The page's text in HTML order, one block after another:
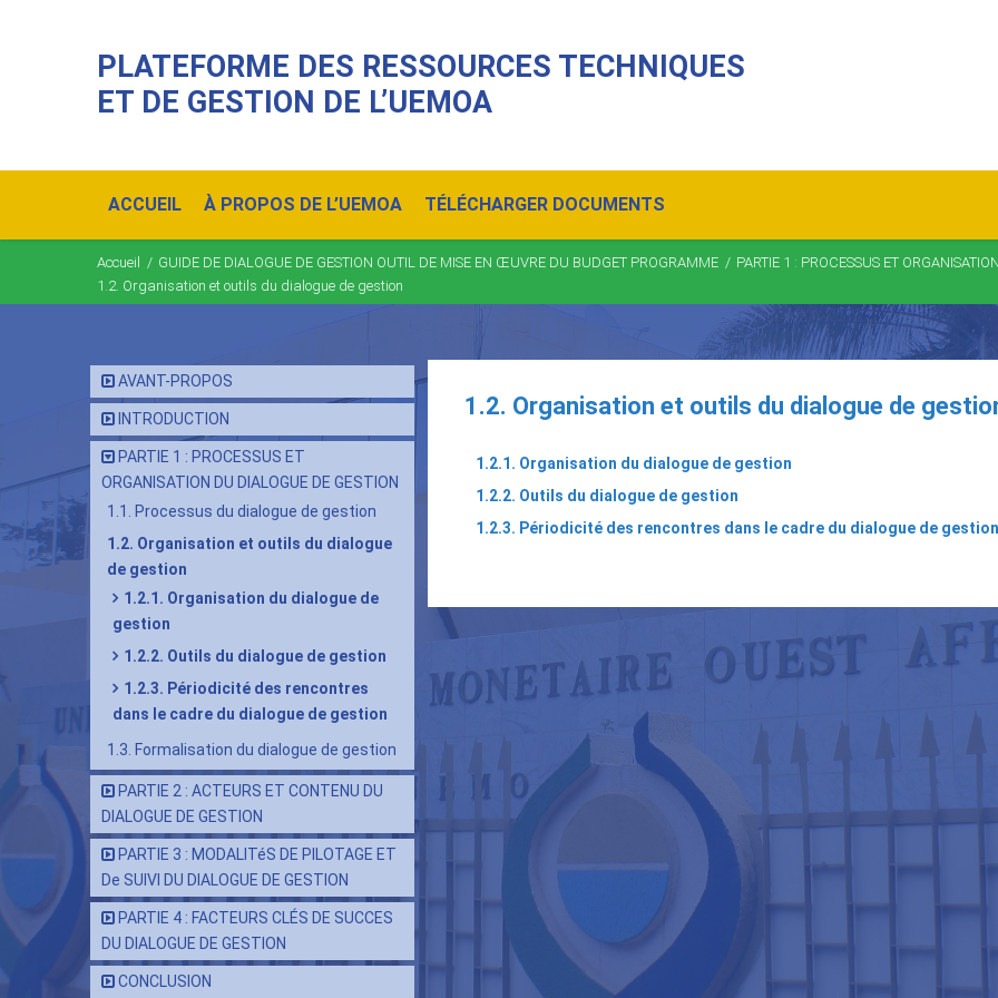
PLATEFORME DES RESSOURCES TECHNIQUES
ET DE GESTION DE L’UEMOA
navigation
ACCUEIL À PROPOS DE L’UEMOA TÉLÉCHARGER DOCUMENTS
Fil
d'Ariane
Accueil / GUIDE DE DIALOGUE DE GESTION OUTIL DE MISE EN ŒUVRE DU BUDGET PROGRAMME / PARTIE 1 : PROCESSUS ET
1.2. Organisation et outils du dialogue de gestion
AVANT-PROPOS
INTRODUCTION
PARTIE 1 : PROCESSUS ET
ORGANISATION DU DIALOGUE DE GESTION
1.1. Processus du dialogue de gestion
1.2. Organisation et outils du dialogue
de gestion
1.2.1. Organisation du dialogue de
gestion
1.2.2. Outils du dialogue de gestion
1.2.3. Périodicité des rencontres
dans le cadre du dialogue de gestion
1.3. Formalisation du dialogue de gestion
PARTIE 2 : ACTEURS ET CONTENU DU
DIALOGUE DE GESTION
PARTIE 3 : MODALITéS DE PILOTAGE ET
De SUIVI DU DIALOGUE DE GESTION
PARTIE 4 : FACTEURS CLÉS DE SUCCES
DU DIALOGUE DE GESTION
CONCLUSION
1.2. Organisation et outils du dialogue de
1.2.1. Organisation du dialogue de gestion
1.2.2. Outils du dialogue de gestion
1.2.3. Périodicité des rencontres dans le cadre du dialogue de gestion
transversaux
de
livre
pour
Organisation
et
outils
dialogue
gestion